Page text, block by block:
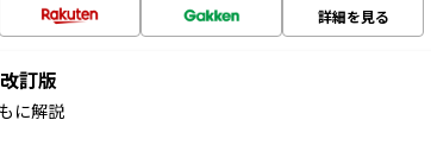
詳細を見る
訂版
に解説